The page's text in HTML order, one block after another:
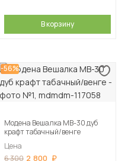
В корзину
-56%
Модена Вешалка МВ-30 дуб
крафт табачный/венге
Цена
6 300 2 800